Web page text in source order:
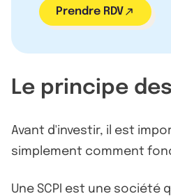
Prendre RDV
Le principe des
Avant d'investir, il est
simplement comment
Une SCPI est une société